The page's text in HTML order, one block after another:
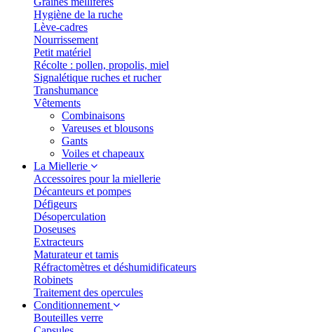
Hygiène de la ruche
Lève-cadres
Nourrissement
Petit matériel
Récolte : pollen, propolis, miel
Signalétique ruches et rucher
Transhumance
Vêtements
Combinaisons
Vareuses et blousons
Gants
Voiles et chapeaux
La Miellerie
Accessoires pour la miellerie
Décanteurs et pompes
Défigeurs
Désoperculation
Doseuses
Extracteurs
Maturateur et tamis
Réfractomètres et déshumidificateurs
Robinets
Traitement des opercules
Conditionnement
Bouteilles verre